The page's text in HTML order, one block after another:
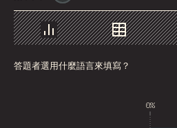
Colombia
圖表 資料
答題者選用什麼語言來填寫？
0%